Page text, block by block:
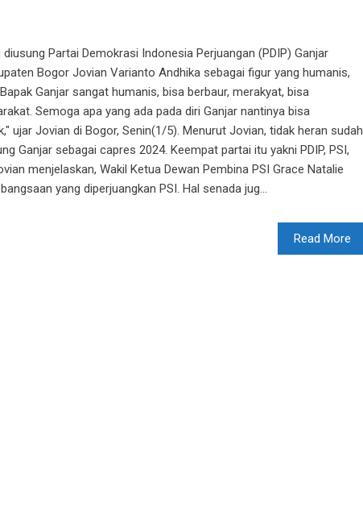
Partai Demokrasi Indonesia Perjuangan (PDIP) Ganjar
Bogor Jovian Varianto Andhika sebagai figur yang humanis,
Ganjar sangat humanis, bisa berbaur, merakyat, bisa
Semoga apa yang ada pada diri Ganjar nantinya bisa
ujar Jovian di Bogor, Senin(1/5). Menurut Jovian, tidak heran sudah
Ganjar sebagai capres 2024. Keempat partai itu yakni PDIP, PSI,
menjelaskan, Wakil Ketua Dewan Pembina PSI Grace Natalie
yang diperjuangkan PSI. Hal senada jug...
Read More